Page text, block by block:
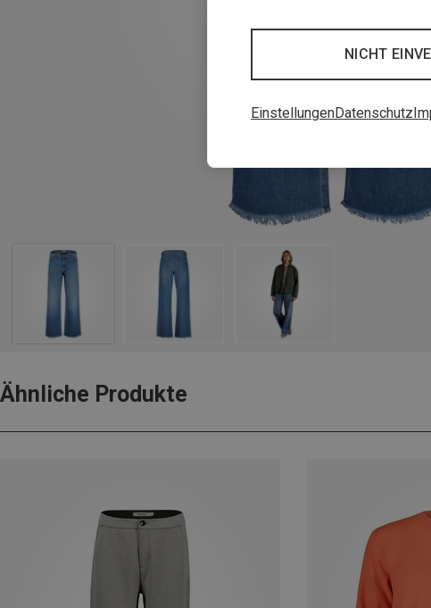
Ähnliche Produkte
NICHT
EinstellungenDatenschutz